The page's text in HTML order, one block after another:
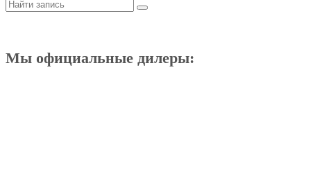
Мы официальные дилеры: